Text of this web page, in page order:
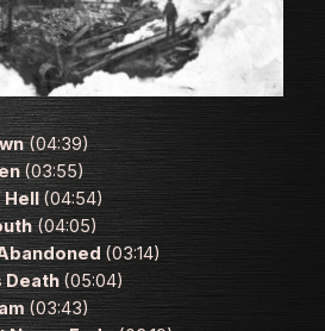
(04:39)
(03:55)
Hell(04:54)
(04:05)
(03:14)
Death (05:04)
(03:43)